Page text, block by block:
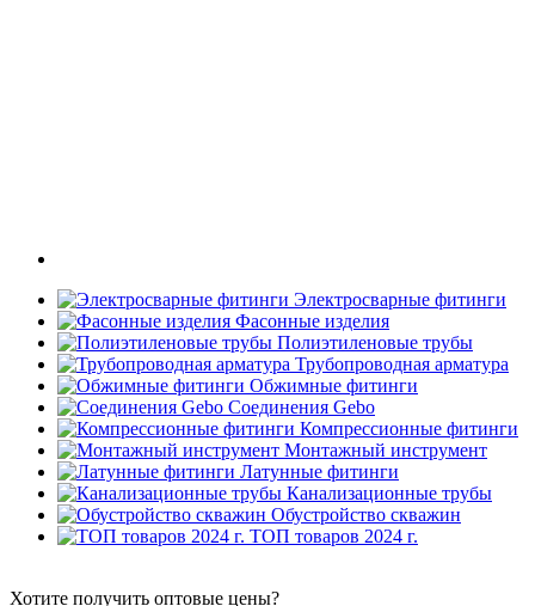
Электросварные фитинги
Фасонные изделия
Полиэтиленовые трубы
Трубопроводная арматура
Обжимные фитинги
Соединения Gebo
Компрессионные фитинги
Монтажный инструмент
Латунные фитинги
Канализационные трубы
Обустройство скважин
ТОП товаров 2024 г.
Хотите получить оптовые цены?